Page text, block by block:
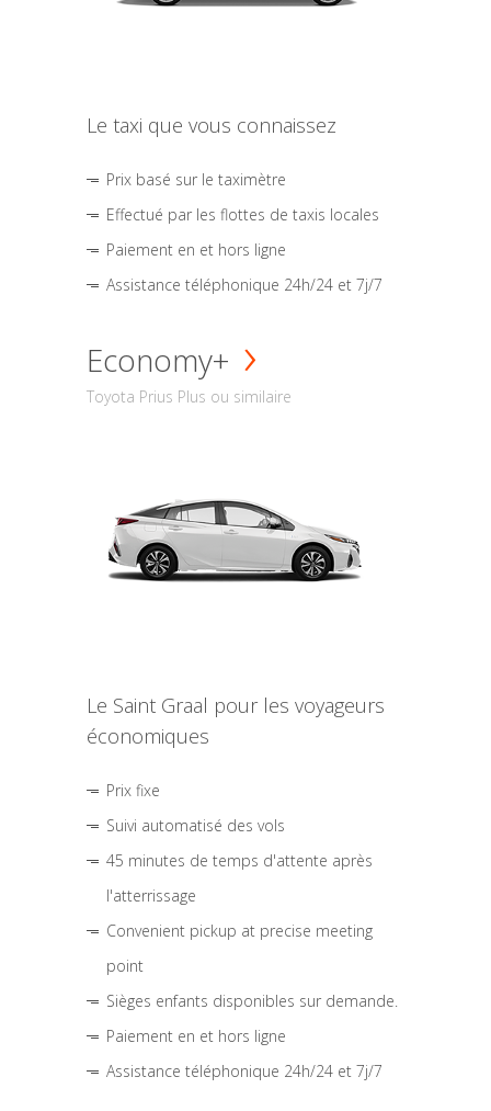
Le taxi que vous connaissez
Prix basé sur le taximètre
Effectué par les flottes de taxis locales
Paiement en et hors ligne
Assistance téléphonique 24h/24 et 7j/7
Economy+
Toyota Prius Plus ou similaire
Le Saint Graal pour les voyageurs
économiques
Prix fixe
Suivi automatisé des vols
45 minutes de temps d'attente après
l'atterrissage
Convenient pickup at precise meeting
point
Sièges enfants disponibles sur demande.
Paiement en et hors ligne
Assistance téléphonique 24h/24 et 7j/7